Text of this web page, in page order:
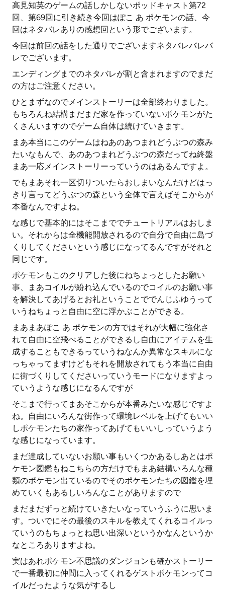
高見知英のゲームの話しかしないポッドキャスト第72
回、第69回に引き続き今回はぽこ あ ポケモンの話、今
回はネタバレありの感想回という形でございます。
今回は前回の話をした通りでございますネタバレバレバ
レでございます。
エンディングまでのネタバレが割と含まれますのでまだ
の方はご注意ください。
ひとまずなのでメインストーリーは全部終わりました。
もちろんね結構まだまだ家を作っていないポケモンがた
くさんいますのでゲーム自体は続けていきます。
まあ本当にこのゲームはねあのあつまれどうぶつの森み
たいなもんで、あのあつまれどうぶつの森だってね終盤
まあ一応メインストーリーっていうのはあるんですよ。
でもまあそれ一区切りついたらおしまいなんだけどはっ
きり言ってどうぶつの森という全体で言えばそこからが
本番なんですよね。
な感じで基本的にはそこまででチュートリアルはおしま
い。それからは全機能開放されるので自分で自由に島づ
くりしてくださいという感じになってるんですがそれと
同じです。
ポケモンもこのクリアした後にねちょっとしたお願い
事、まあコイルが紛れ込んでいるのでコイルのお願い事
を解決してあげるとお礼ということででんじふゆうって
いうねちょっと自由に空に浮かぶことができる。
まあまあぽこ あ ポケモンの方ではそれが大幅に強化さ
れて自由に空飛べることができるし自由にアイテムを生
成することもできるっていうねなんか異常なスキルにな
っちゃってますけどもそれを開放されてもう本当に自由
に街づくりしてくださいっていうモードになりますよっ
ていうような感じになるんですが
そこまで行ってまあそこからが本番みたいな感じですよ
ね。自由にいろんな街作って環境レベルを上げてもいい
しポケモンたちの家作ってあげてもいいしっていうよう
な感じになっています。
まだ達成していないお願い事もいくつかあるしあとはポ
ケモン図鑑もねこちらの方だけでもまあ結構いろんな種
類のポケモン出ているのでそのポケモンたちの図鑑を埋
めていくもあるしいろんなことがありますので
まだまだずっと続けていきたいなっていうふうに思いま
す。ついでにその最後のスキルを教えてくれるコイルっ
ていうのもちょっとね思い出深いというかなんというか
なところありますよね。
実はあれポケモン不思議のダンジョンも確かストーリー
で一番最初に仲間に入ってくれるゲストポケモンってコ
イルだったような気がするし